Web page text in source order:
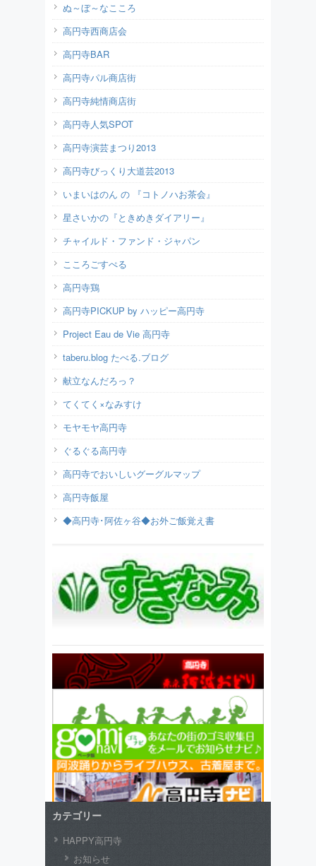
ぬ～ぼ～なこころ
高円寺西商店会
高円寺BAR
高円寺パル商店街
高円寺純情商店街
高円寺人気SPOT
高円寺演芸まつり2013
高円寺びっくり大道芸2013
いまいはのん の 『コトノハお茶会』
星さいかの『ときめきダイアリー』
チャイルド・ファンド・ジャパン
こころごすぺる
高円寺鶏
高円寺PICKUP by ハッピー高円寺
Project Eau de Vie 高円寺
taberu.blog たべる.ブログ
献立なんだろっ？
てくてく×なみすけ
モヤモヤ高円寺
ぐるぐる高円寺
高円寺でおいしいグーグルマップ
高円寺飯屋
◆高円寺･阿佐ヶ谷◆お外ご飯覚え書
カテゴリー
HAPPY高円寺
お知らせ